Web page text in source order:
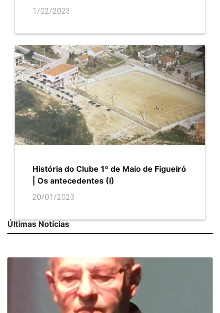
1/02/2023
História do Clube 1º de Maio de Figueiró
| Os antecedentes (I)
20/01/2023
Últimas Notícias